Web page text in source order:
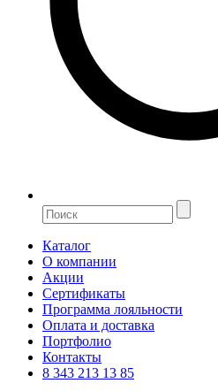
Каталог
О компании
Акции
Сертификаты
Программа лояльности
Оплата и доставка
Портфолио
Контакты
8 343 213 13 85